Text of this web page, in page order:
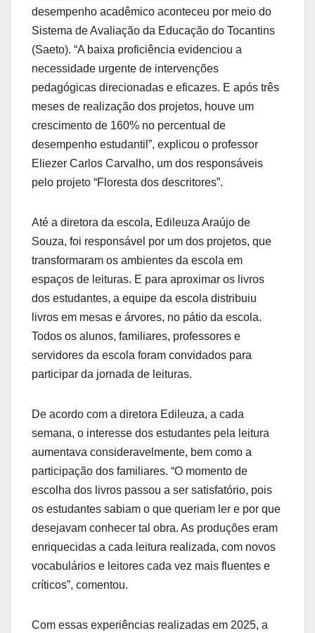
desempenho acadêmico aconteceu por meio do
Sistema de Avaliação da Educação do Tocantins
(Saeto). “A baixa proficiência evidenciou a
necessidade urgente de intervenções
pedagógicas direcionadas e eficazes. E após três
meses de realização dos projetos, houve um
crescimento de 160% no percentual de
desempenho estudantil”, explicou o professor
Eliezer Carlos Carvalho, um dos responsáveis
pelo projeto “Floresta dos descritores”.
Até a diretora da escola, Edileuza Araújo de
Souza, foi responsável por um dos projetos, que
transformaram os ambientes da escola em
espaços de leituras. E para aproximar os livros
dos estudantes, a equipe da escola distribuiu
livros em mesas e árvores, no pátio da escola.
Todos os alunos, familiares, professores e
servidores da escola foram convidados para
participar da jornada de leituras.
De acordo com a diretora Edileuza, a cada
semana, o interesse dos estudantes pela leitura
aumentava consideravelmente, bem como a
participação dos familiares. “O momento de
escolha dos livros passou a ser satisfatório, pois
os estudantes sabiam o que queriam ler e por que
desejavam conhecer tal obra. As produções eram
enriquecidas a cada leitura realizada, com novos
vocabulários e leitores cada vez mais fluentes e
críticos”, comentou.
Com essas experiências realizadas em 2025, a